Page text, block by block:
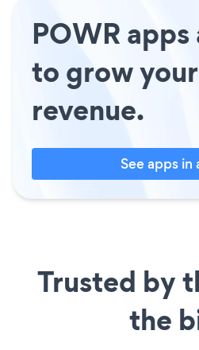
POWR
to grow
revenue.
See apps in
Trusted by
the